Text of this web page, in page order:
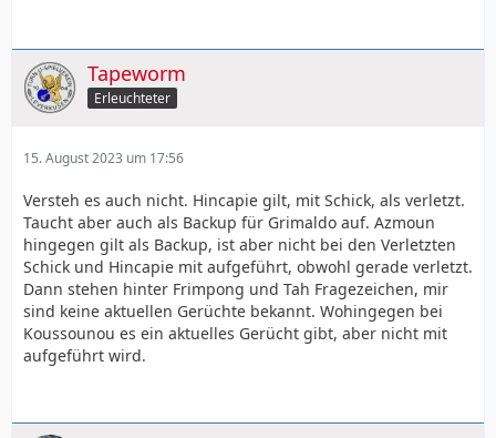
Tapeworm
Erleuchteter
15. August 2023 um 17:56
Versteh es auch nicht. Hincapie gilt, mit Schick, als verletzt.
Taucht aber auch als Backup für Grimaldo auf. Azmoun
hingegen gilt als Backup, ist aber nicht bei den Verletzten
Schick und Hincapie mit aufgeführt, obwohl gerade verletzt.
Dann stehen hinter Frimpong und Tah Fragezeichen, mir
sind keine aktuellen Gerüchte bekannt. Wohingegen bei
Koussounou es ein aktuelles Gerücht gibt, aber nicht mit
aufgeführt wird.